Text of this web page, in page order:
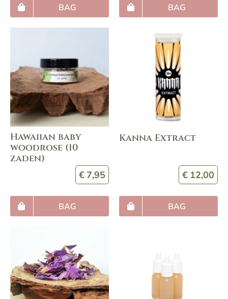
BAG BAG
Hawaiian baby
woodrose (10
zaden)
€ 7,95
BAG
Kanna Extract
€ 12,00
BAG